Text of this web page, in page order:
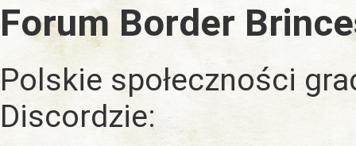
Forum Border
Polskie społeczności
Discordzie: